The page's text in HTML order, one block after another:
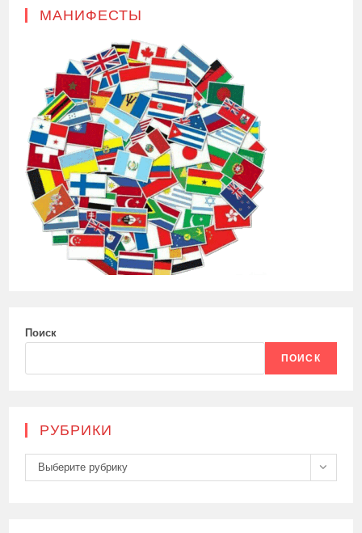
МАНИФЕСТЫ
Поиск
ПОИСК
РУБРИКИ
Рубрики
Выберите рубрику